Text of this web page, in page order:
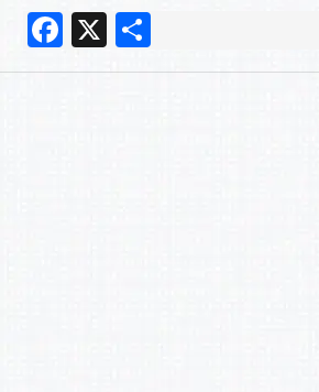
F
a
X
有